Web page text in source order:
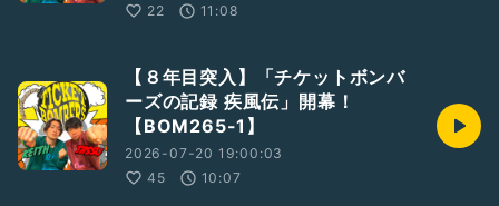
22
11:08
【８年目突入】「チケットボンバ
ーズの記録 疾風伝」開幕！
【BOM265-1】
2026-07-20 19:00:03
45
10:07